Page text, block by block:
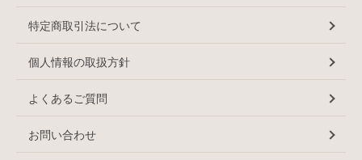
特定商取引法について
個人情報の取扱方針
よくあるご質問
お問い合わせ